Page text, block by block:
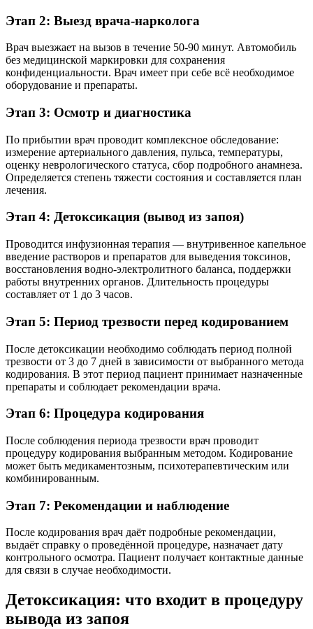
Этап 2: Выезд врача-нарколога
Врач выезжает на вызов в течение 50-90 минут. Автомобиль
без медицинской маркировки для сохранения
конфиденциальности. Врач имеет при себе всё необходимое
оборудование и препараты.
Этап 3: Осмотр и диагностика
По прибытии врач проводит комплексное обследование:
измерение артериального давления, пульса, температуры,
оценку неврологического статуса, сбор подробного анамнеза.
Определяется степень тяжести состояния и составляется план
лечения.
Этап 4: Детоксикация (вывод из запоя)
Проводится инфузионная терапия — внутривенное капельное
введение растворов и препаратов для выведения токсинов,
восстановления водно-электролитного баланса, поддержки
работы внутренних органов. Длительность процедуры
составляет от 1 до 3 часов.
Этап 5: Период трезвости перед кодированием
После детоксикации необходимо соблюдать период полной
трезвости от 3 до 7 дней в зависимости от выбранного метода
кодирования. В этот период пациент принимает назначенные
препараты и соблюдает рекомендации врача.
Этап 6: Процедура кодирования
После соблюдения периода трезвости врач проводит
процедуру кодирования выбранным методом. Кодирование
может быть медикаментозным, психотерапевтическим или
комбинированным.
Этап 7: Рекомендации и наблюдение
После кодирования врач даёт подробные рекомендации,
выдаёт справку о проведённой процедуре, назначает дату
контрольного осмотра. Пациент получает контактные данные
для связи в случае необходимости.
Детоксикация: что входит в процедуру
вывода из запоя